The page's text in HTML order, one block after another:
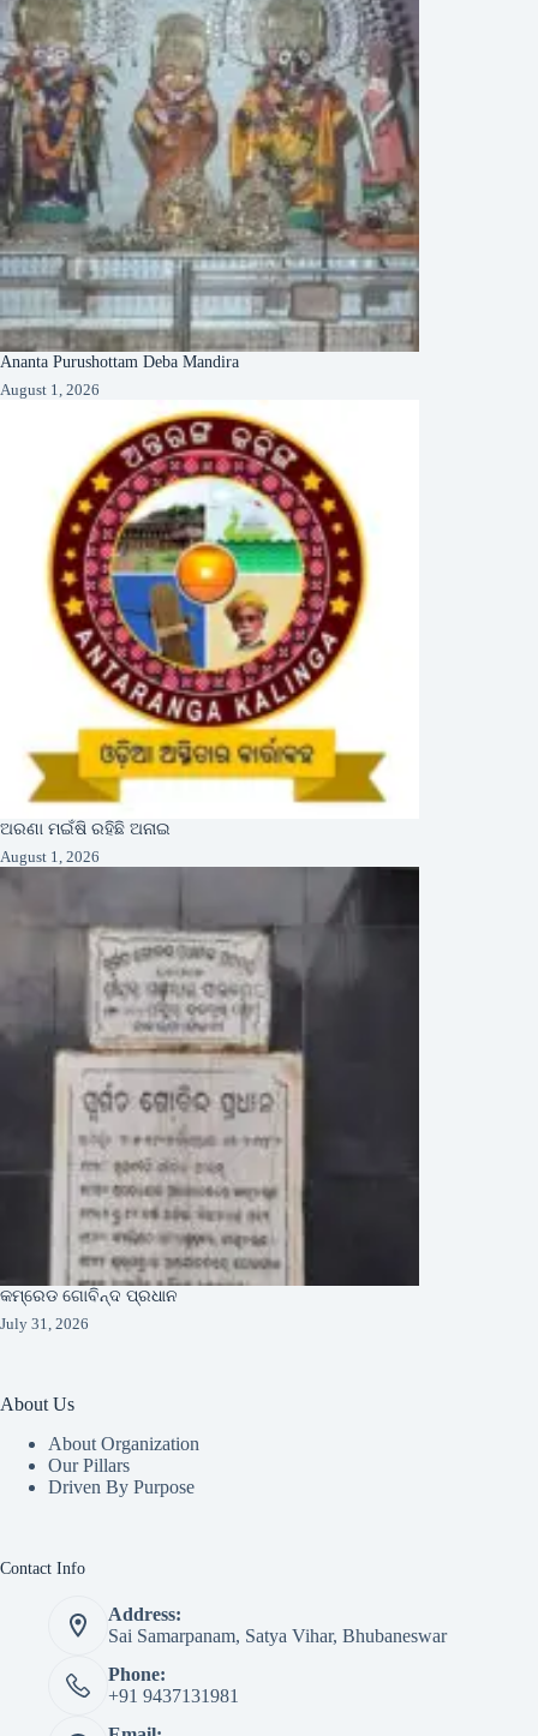
Ananta Purushottam Deba Mandira
August 1, 2026
ଅରଣା ମଇଁଷି ରହିଛି ଅନାଇ
August 1, 2026
କମ୍ରେଡ ଗୋବିନ୍ଦ ପ୍ରଧାନ
July 31, 2026
About Us
About Organization
Our Pillars
Driven By Purpose​
Contact Info
Address:
Sai Samarpanam, Satya Vihar, Bhubaneswar
Phone:
+91 9437131981